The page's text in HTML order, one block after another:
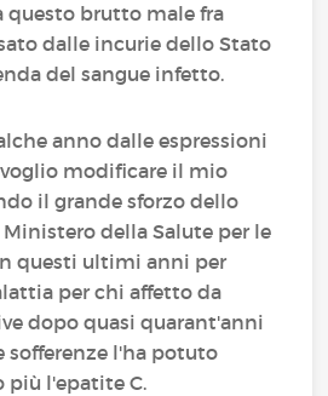
questo brutto male fra
dalle incurie dello Stato
del sangue infetto.
anno dalle espressioni
modificare il mio
il grande sforzo dello
della Salute per le
questi ultimi anni per
per chi affetto da
dopo quasi quarant'anni
sofferenze l'ha potuto
più l'epatite C.